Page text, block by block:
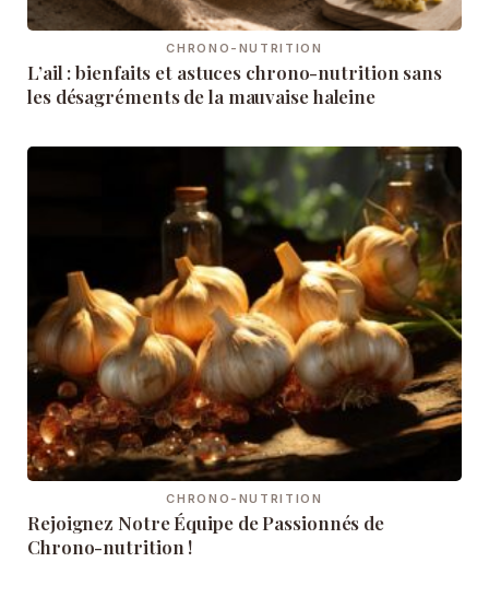
CHRONO-NUTRITION
L’ail : bienfaits et astuces chrono-nutrition sans
les désagréments de la mauvaise haleine
CHRONO-NUTRITION
Rejoignez Notre Équipe de Passionnés de
Chrono-nutrition !